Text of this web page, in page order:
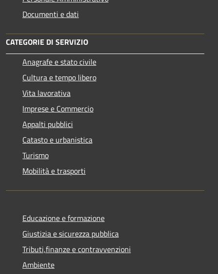
Documenti e dati
CATEGORIE DI SERVIZIO
Anagrafe e stato civile
Cultura e tempo libero
Vita lavorativa
Imprese e Commercio
Appalti pubblici
Catasto e urbanistica
Turismo
Mobilità e trasporti
Educazione e formazione
Giustizia e sicurezza pubblica
Tributi,finanze e contravvenzioni
Ambiente